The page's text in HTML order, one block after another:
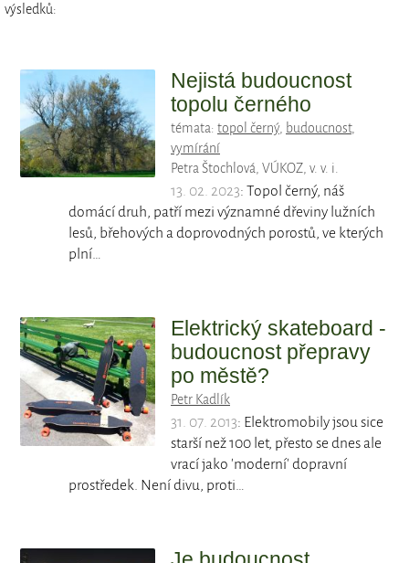
výsledků:
Nejistá budoucnost
topolu černého
témata: topol černý, budoucnost,
vymírání
Petra Štochlová, VÚKOZ, v. v. i.
13. 02. 2023: Topol černý, náš
domácí druh, patří mezi významné dřeviny lužních
lesů, břehových a doprovodných porostů, ve kterých
plní…
Elektrický skateboard -
budoucnost přepravy
po městě?
Petr Kadlík
31. 07. 2013: Elektromobily jsou sice
starší než 100 let, přesto se dnes ale
vrací jako 'moderní' dopravní
prostředek. Není divu, proti…